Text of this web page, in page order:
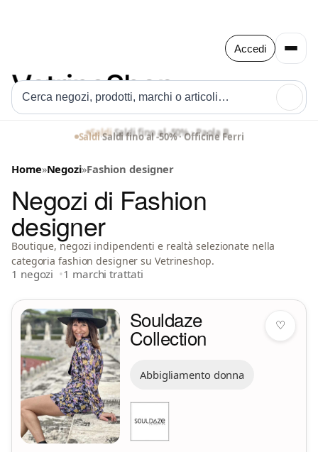
Accedi
Saldi·Saldi fino al -50% · Paola B.
Saldi·Saldi fino al -50% · Officine Ferri
Home»Negozi»Fashion designer
Negozi di Fashion
designer
Boutique, negozi indipendenti e realtà selezionate nella
categoria fashion designer su Vetrineshop.
1 negozi 1 marchi trattati
♡
Souldaze
Collection
Abbigliamento donna